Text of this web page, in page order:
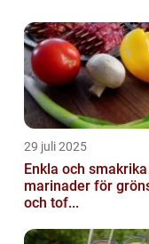
29 juli 2025
Enkla och smakrika
marinader för
och tof...